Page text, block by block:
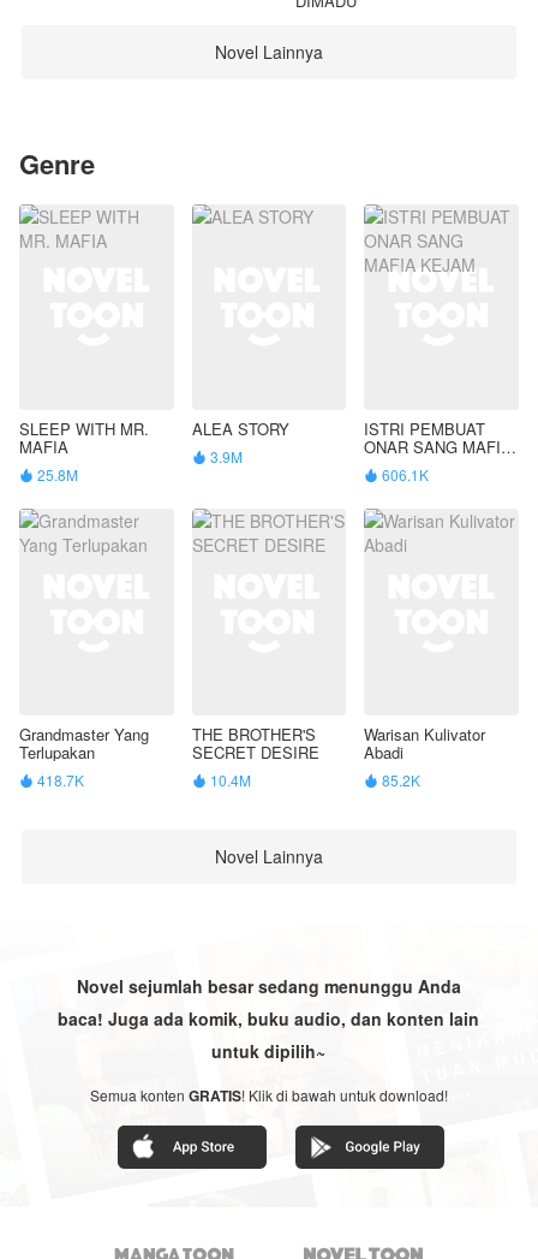
Novel Lainnya
Genre
SLEEP WITH MR.
MAFIA
 25.8M
ALEA STORY
 3.9M
ISTRI PEMBUAT
ONAR SANG MAFIA
KEJAM
 606.1K
Grandmaster Yang
Terlupakan
 418.7K
THE BROTHER'S
SECRET DESIRE
 10.4M
Warisan Kulivator
Abadi
 85.2K
Novel Lainnya
Novel sejumlah besar sedang menunggu Anda
baca! Juga ada komik, buku audio, dan konten lain
untuk dipilih~
Semua konten GRATIS! Klik di bawah untuk download!